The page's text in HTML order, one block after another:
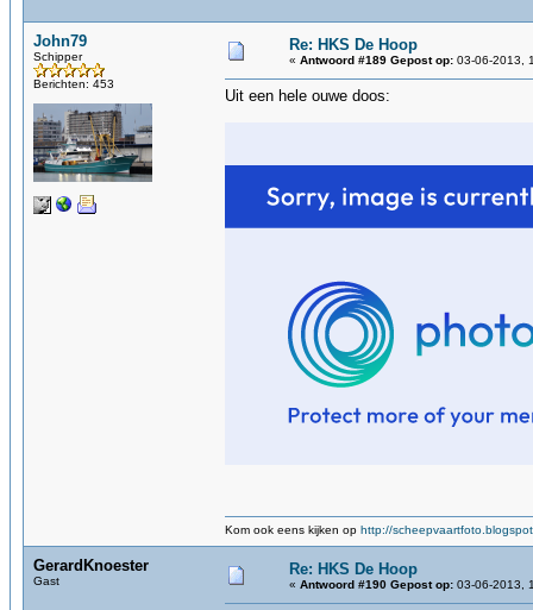
John79
Schipper
Berichten: 453
Re: HKS De Hoop
« Antwoord #189 Gepost op: 03-06-2013,
Uit een hele ouwe doos:
Kom ook eens kijken op http://
GerardKnoester
Gast
Re: HKS De Hoop
« Antwoord #190 Gepost op: 03-06-2013,